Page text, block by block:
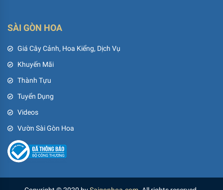
SÀI GÒN HOA
Giá Cây Cảnh, Hoa Kiểng, Dịch Vụ
Khuyến Mãi
Thành Tựu
Tuyển Dụng
Videos
Vườn Sài Gòn Hoa